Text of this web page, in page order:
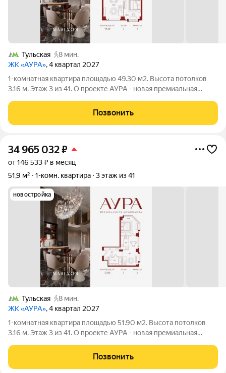
Тульская
8 мин.
ЖК «АУРА», 4 квартал 2027
1-комнатная квартира площадью 49.30 м2. Высота потолков
3.16 м. Этаж 3 из 41. О проекте АУРА - новая премиальная
состоит из 42-этажной Бронзовой башни и 41-этажной
Серебряной. Рядом расположены
Позвонить
34 965 032₽
от 146 533 ₽ в месяц
51,9 м²
1-комн. квартира 3 этаж из 41
новостройка
Тульская
8 мин.
ЖК «АУРА», 4 квартал 2027
1-комнатная квартира площадью 51.90 м2. Высота потолков
3.16 м. Этаж 3 из 41. О проекте АУРА - новая премиальная
состоит из 42-этажной Бронзовой башни и 41-этажной
Серебряной. Рядом расположены
Позвонить